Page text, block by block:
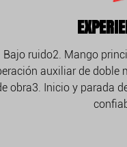
Bajo ruido2. Mango
auxiliar de doble
obra3. Inicio y parada